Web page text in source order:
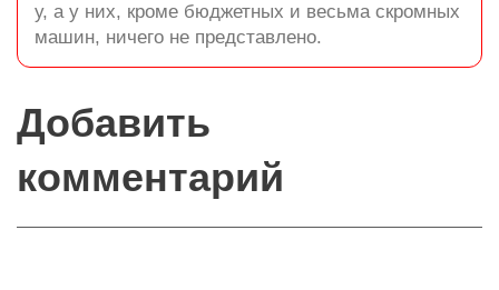
у, а у них, кроме бюджетных и весьма скромных
машин, ничего не представлено.
Добавить
комментарий